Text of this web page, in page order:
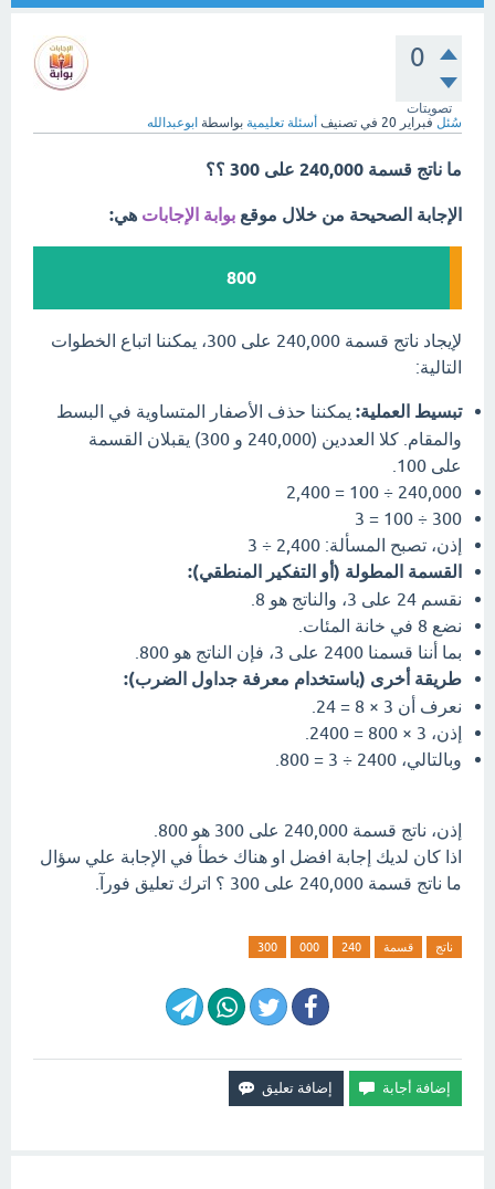
0
تصويتات
سُئل فبراير 20 في تصنيف أسئلة تعليمية بواسطة ابوعبدالله
ما ناتج قسمة 240,000 على 300 ؟؟
الإجابة الصحيحة من خلال موقع بوابة الإجابات هي:
800
لإيجاد ناتج قسمة 240,000 على 300، يمكننا اتباع الخطوات
التالية:
تبسيط العملية: يمكننا حذف الأصفار المتساوية في البسط
والمقام. كلا العددين (240,000 و 300) يقبلان القسمة
على 100.
240,000 ÷ 100 = 2,400
300 ÷ 100 = 3
إذن، تصبح المسألة: 2,400 ÷ 3
القسمة المطولة (أو التفكير المنطقي):
نقسم 24 على 3، والناتج هو 8.
نضع 8 في خانة المئات.
بما أننا قسمنا 2400 على 3، فإن الناتج هو 800.
طريقة أخرى (باستخدام معرفة جداول الضرب):
نعرف أن 3 × 8 = 24.
إذن، 3 × 800 = 2400.
وبالتالي، 2400 ÷ 3 = 800.
إذن، ناتج قسمة 240,000 على 300 هو 800.
اذا كان لديك إجابة افضل او هناك خطأ في الإجابة علي سؤال
ما ناتج قسمة 240,000 على 300 ؟ اترك تعليق فورآ.
ناتج قسمة 240
000
300